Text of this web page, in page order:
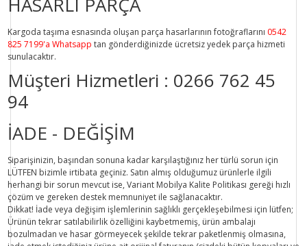
Kargoda taşıma esnasında oluşan parça hasarlarının fotoğraflarını 0542
825 7199'a Whatsapp tan gönderdiğinizde ücretsiz yedek parça hizmeti
sunulacaktır.
Müşteri Hizmetleri : 0266 762 45
94
İADE - DEĞİŞİM
Siparişinizin, başından sonuna kadar karşılaştığınız her türlü sorun için
LÜTFEN bizimle irtibata geçiniz. Satın almış olduğumuz ürünlerle ilgili
herhangi bir sorun mevcut ise, Variant Mobilya Kalite Politikası gereği hızlı
çözüm ve gereken destek memnuniyet ile sağlanacaktır.
Dikkat! İade veya değişim işlemlerinin sağlıklı gerçekleşebilmesi için lütfen;
Ürünün tekrar satılabilirlik özelliğini kaybetmemiş, ürün ambalajı
bozulmadan ve hasar görmeyecek şekilde tekrar paketlenmiş olmasına,